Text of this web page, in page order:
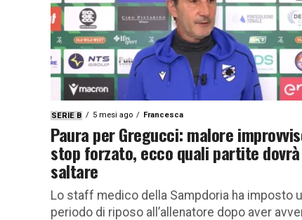
SERIE B 5 mesi ago Francesca
Paura per Gregucci: malore
stop forzato, ecco quali partite dovrà
saltare
Lo staff medico della Sampdoria ha imposto
periodo di riposo all’allenatore dopo aver